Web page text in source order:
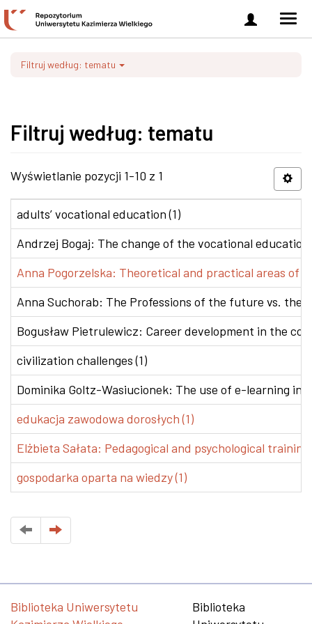
Zaloguj
się
Filtruj według: tematu
Filtruj według: tematu
Wyświetlanie pozycji 1-10 z 1
adults’ vocational education (1)
Andrzej Bogaj: The change of the vocational
Anna Pogorzelska: Theoretical and practical areas of
Anna Suchorab: The Professions of the future vs. the
Bogusław Pietrulewicz: Career development in the
civilization challenges (1)
Dominika Goltz-Wasiucionek: The use of e-learning in
edukacja zawodowa dorosłych (1)
Elżbieta Sałata: Pedagogical and psychological
gospodarka oparta na wiedzy (1)
Biblioteka Uniwersytetu
Biblioteka